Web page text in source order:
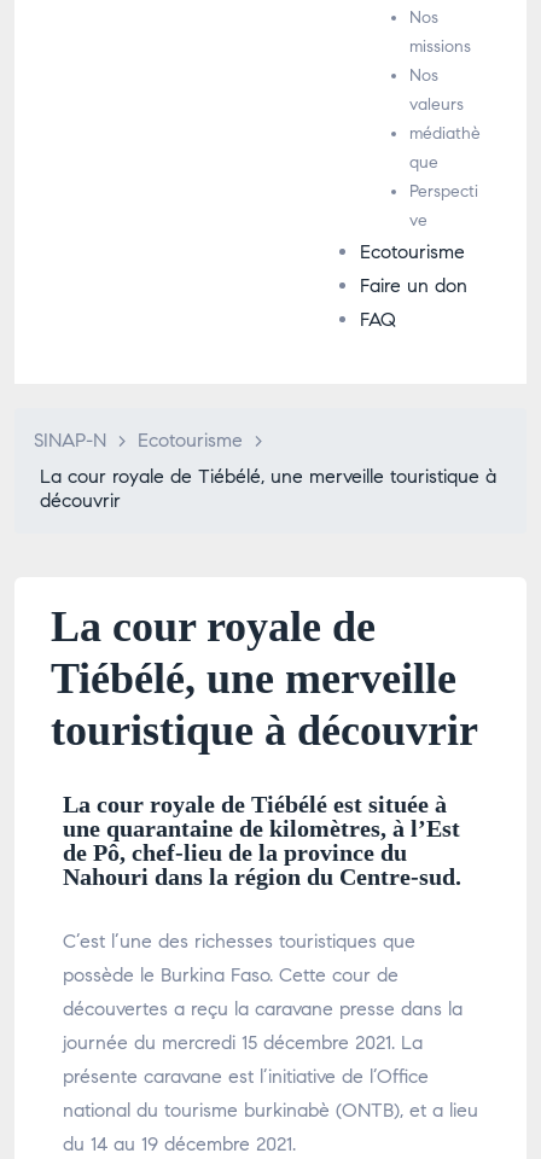
Nos
missions
Nos
valeurs
médiathè
que
Perspecti
ve
Ecotourisme
Faire un don
FAQ
SINAP-N > Ecotourisme
>
La cour royale de Tiébélé, une merveille touristique à
découvrir
La cour royale de
Tiébélé, une merveille
touristique à découvrir
La cour royale de Tiébélé est située à
une quarantaine de kilomètres, à l’Est
de Pô, chef-lieu de la province du
Nahouri dans la région du Centre-sud.
C’est l’une des richesses touristiques que
possède le Burkina Faso. Cette cour de
découvertes a reçu la caravane presse dans la
journée du mercredi 15 décembre 2021. La
présente caravane est l’initiative de l’Office
national du tourisme burkinabè (ONTB), et a lieu
du 14 au 19 décembre 2021.